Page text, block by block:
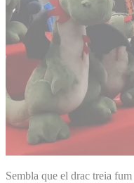
Sembla que el drac treia